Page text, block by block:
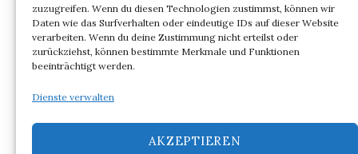
zuzugreifen. Wenn du diesen Technologien zustimmst, können wir
Daten wie das Surfverhalten oder eindeutige IDs auf dieser Website
verarbeiten. Wenn du deine Zustimmung nicht erteilst oder
zurückziehst, können bestimmte Merkmale und Funktionen
beeinträchtigt werden.
Dienste verwalten
AKZEPTIEREN
ARCHIV
Archiv